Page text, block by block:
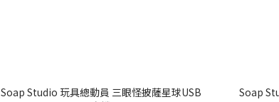
Soap Studio 玩具總動員 三眼怪披薩星球USB
Soap